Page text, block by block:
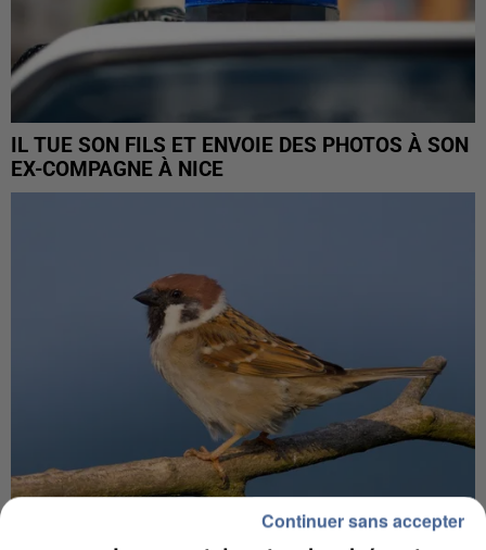
IL TUE SON FILS ET ENVOIE DES PHOTOS À SON
EX-COMPAGNE À NICE
Continuer sans accepter